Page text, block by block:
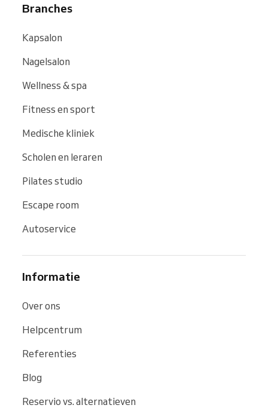
Branches
Kapsalon
Nagelsalon
Wellness & spa
Fitness en sport
Medische kliniek
Scholen en leraren
Pilates studio
Escape room
Autoservice
Informatie
Over ons
Helpcentrum
Referenties
Blog
Reservio vs. alternatieven